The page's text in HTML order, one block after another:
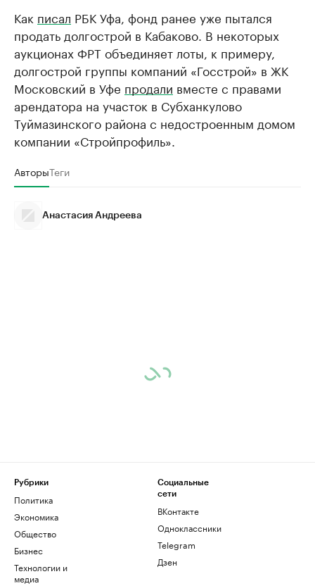
Как писал РБК Уфа, фонд ранее уже пытался
продать долгострой в Кабаково. В некоторых
аукционах ФРТ объединяет лоты, к примеру,
долгострой группы компаний «Госстрой» в ЖК
Московский в Уфе продали вместе с правами
арендатора на участок в Субханкулово
Туймазинского района с недостроенным домом
компании «Стройпрофиль».
АвторыТеги
Анастасия Андреева
Рубрики
Политика
Экономика
Общество
Бизнес
Технологии и
медиа
Социальные
сети
ВКонтакте
Одноклассники
Telegram
Дзен